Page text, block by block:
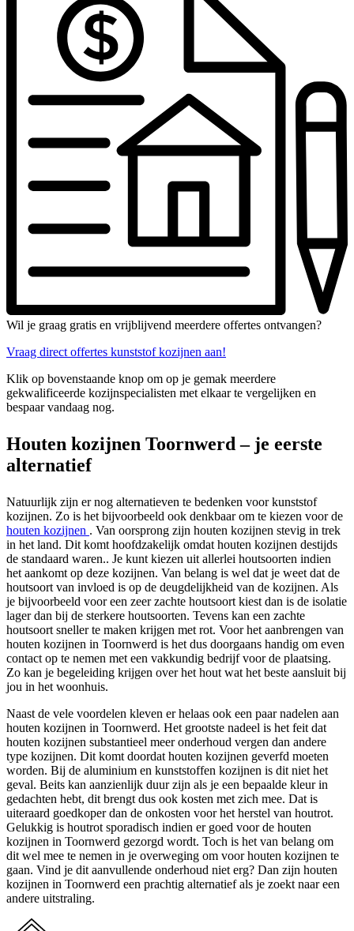
Wil je graag gratis en vrijblijvend meerdere offertes ontvangen?
Vraag direct offertes kunststof kozijnen aan!
Klik op bovenstaande knop om op je gemak meerdere
gekwalificeerde kozijnspecialisten met elkaar te vergelijken en
bespaar vandaag nog.
Houten kozijnen Toornwerd – je eerste
alternatief
Natuurlijk zijn er nog alternatieven te bedenken voor kunststof
kozijnen. Zo is het bijvoorbeeld ook denkbaar om te kiezen voor de
houten kozijnen . Van oorsprong zijn houten kozijnen stevig in trek
in het land. Dit komt hoofdzakelijk omdat houten kozijnen destijds
de standaard waren.. Je kunt kiezen uit allerlei houtsoorten indien
het aankomt op deze kozijnen. Van belang is wel dat je weet dat de
houtsoort van invloed is op de deugdelijkheid van de kozijnen. Als
je bijvoorbeeld voor een zeer zachte houtsoort kiest dan is de isolatie
lager dan bij de sterkere houtsoorten. Tevens kan een zachte
houtsoort sneller te maken krijgen met rot. Voor het aanbrengen van
houten kozijnen in Toornwerd is het dus doorgaans handig om even
contact op te nemen met een vakkundig bedrijf voor de plaatsing.
Zo kan je begeleiding krijgen over het hout wat het beste aansluit bij
jou in het woonhuis.
Naast de vele voordelen kleven er helaas ook een paar nadelen aan
houten kozijnen in Toornwerd. Het grootste nadeel is het feit dat
houten kozijnen substantieel meer onderhoud vergen dan andere
type kozijnen. Dit komt doordat houten kozijnen geverfd moeten
worden. Bij de aluminium en kunststoffen kozijnen is dit niet het
geval. Beits kan aanzienlijk duur zijn als je een bepaalde kleur in
gedachten hebt, dit brengt dus ook kosten met zich mee. Dat is
uiteraard goedkoper dan de onkosten voor het herstel van houtrot.
Gelukkig is houtrot sporadisch indien er goed voor de houten
kozijnen in Toornwerd gezorgd wordt. Toch is het van belang om
dit wel mee te nemen in je overweging om voor houten kozijnen te
gaan. Vind je dit aanvullende onderhoud niet erg? Dan zijn houten
kozijnen in Toornwerd een prachtig alternatief als je zoekt naar een
andere uitstraling.